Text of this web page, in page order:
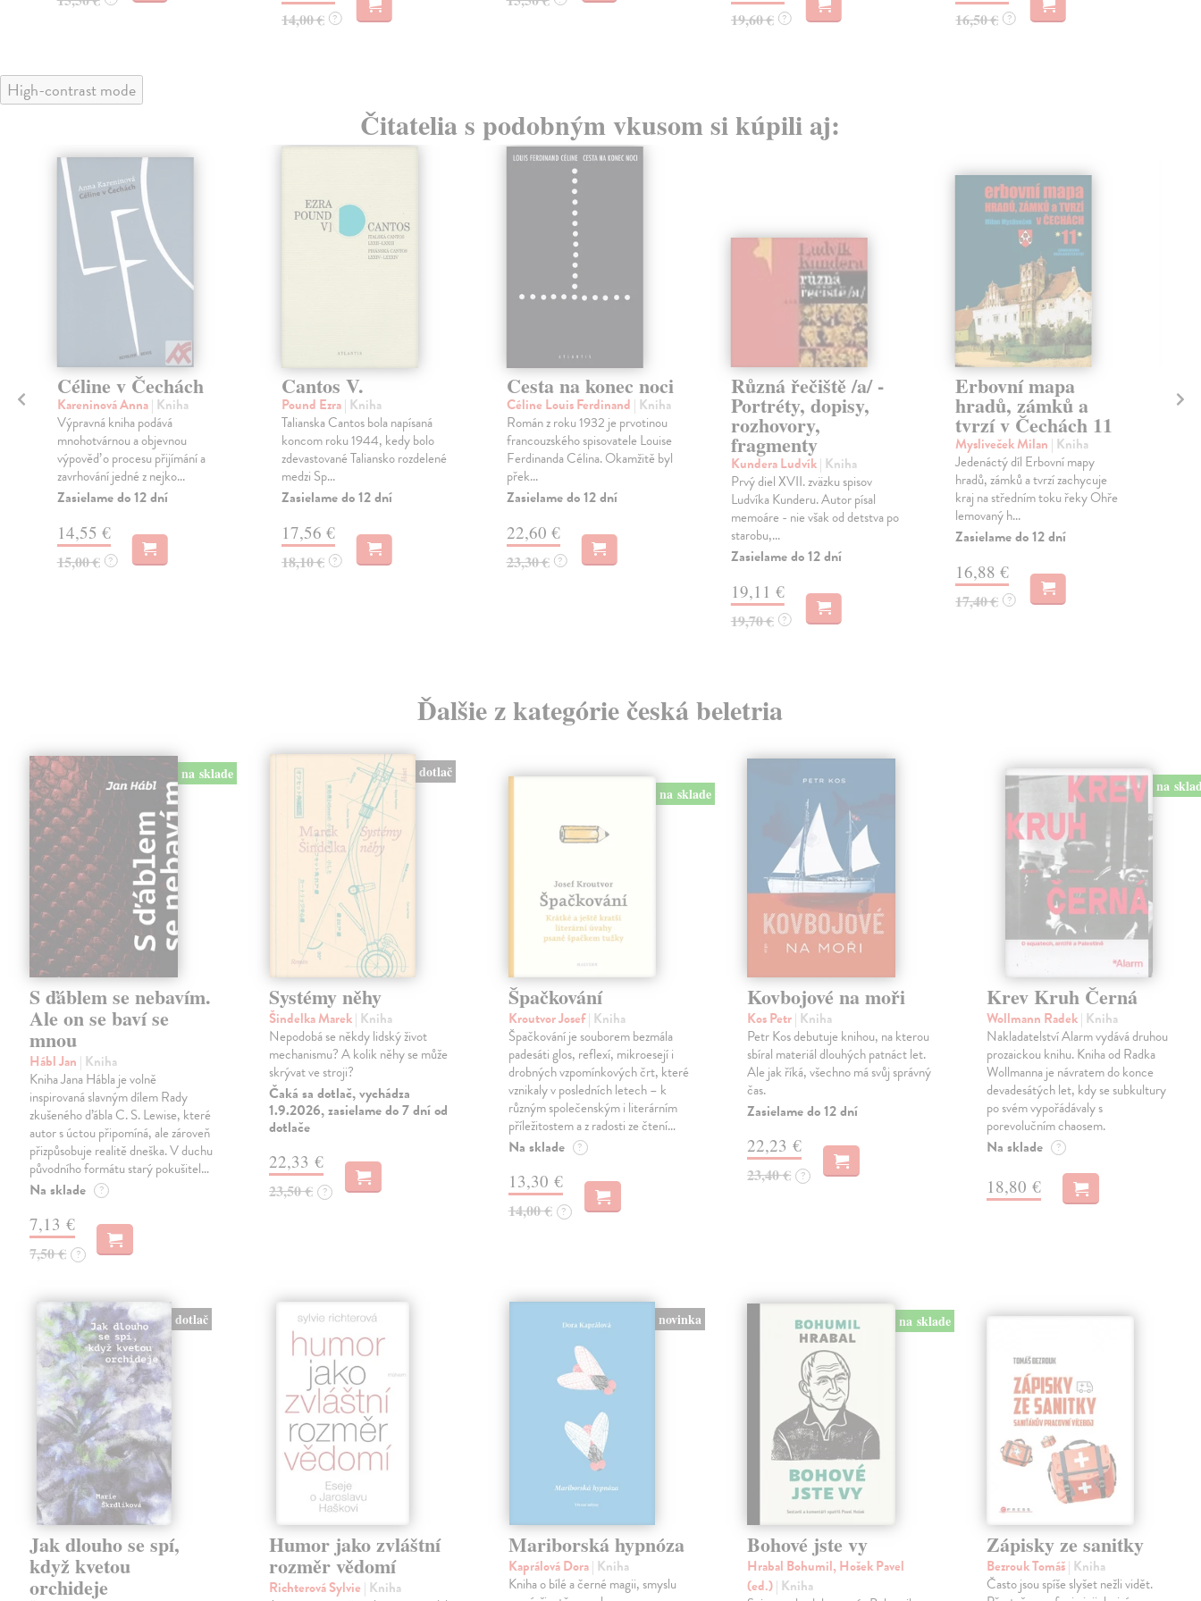
14,00 € ? 19,60 € ? 16,50 € ?
High-contrast mode
Čitatelia s podobným vkusom si kúpili aj:
Céline v Čechách
Kareninová Anna| Kniha
Výpravná kniha podává
mnohotvárnou a objevnou
výpověď o procesu přijímání a
zavrhování jedné z nejko...
Zasielame do 12 dní
14,55 €
15,00 € ?
Cantos V.
Pound Ezra| Kniha
Talianska Cantos bola napísaná
koncom roku 1944, kedy bolo
zdevastované Taliansko rozdelené
medzi Sp...
Zasielame do 12 dní
17,56 €
18,10 € ?
Cesta na konec noci
Céline Louis Ferdinand | Kniha
Román z roku 1932 je prvotinou
francouzského spisovatele Louise
Ferdinanda Célina. Okamžitě byl
přek...
Zasielame do 12 dní
22,60 €
23,30 € ?
Různá řečiště /a/ -
Portréty, dopisy,
rozhovory,
fragmenty
Kundera Ludvík| Kniha
Prvý diel XVII. zväzku spisov
Ludvíka Kunderu. Autor písal
memoáre - nie však od detstva po
starobu,...
Zasielame do 12 dní
19,11 €
19,70 € ?
Erbovní mapa
hradů, zámků a
tvrzí v Čechách 11
Mysliveček Milan | Kniha
Jedenáctý díl Erbovní mapy
hradů, zámků a tvrzí zachycuje
kraj na středním toku řeky Ohře
lemovaný h...
Zasielame do 12 dní
16,88 €
17,40 € ?
Ďalšie z kategórie česká beletria
na sklade
S ďáblem se nebavím.
Ale on se baví se
mnou
Hábl Jan | Kniha
Kniha Jana Hábla je volně
inspirovaná slavným dílem Rady
zkušeného ďábla C. S. Lewise, které
autor s úctou připomíná, ale zároveň
přizpůsobuje realitě dneška. V duchu
původního formátu starý pokušitel…
Na sklade ?
7,13 €
7,50 € ?
dotlač
Systémy něhy
Šindelka Marek| Kniha
Nepodobá se někdy lidský život
mechanismu? A kolik něhy se může
skrývat ve stroji?
Čaká sa dotlač, vychádza
1.9.2026, zasielame do 7 dní od
dotlače
22,33 €
23,50 € ?
na sklade
Špačkování
Kroutvor Josef| Kniha
Špačkování je souborem bezmála
padesáti glos, reflexí, mikroesejí i
drobných vzpomínkových črt, které
vznikaly v posledních letech – k
různým společenským i literárním
příležitostem a z radosti ze čtení…
Na sklade ?
13,30 €
14,00 € ?
Kovbojové na moři
Kos Petr| Kniha
Petr Kos debutuje knihou, na kterou
sbíral materiál dlouhých patnáct let.
Ale jak říká, všechno má svůj správný
čas.
Zasielame do 12 dní
22,23 €
23,40 € ?
na
Krev Kruh Černá
Wollmann Radek| Kniha
Nakladatelství Alarm vydává druhou
prozaickou knihu. Kniha od Radka
Wollmanna je návratem do konce
devadesátých let, kdy se subkultury
po svém vypořádávaly s
porevolučním chaosem.
Na sklade ?
18,80 €
dotlač
Jak dlouho se spí,
když kvetou
orchideje
Humor jako zvláštní
rozměr vědomí
Richterová Sylvie | Kniha
novinka
Mariborská hypnóza
Kaprálová Dora| Kniha
Kniha o bílé a černé magii, smyslu
na sklade
Bohové jste vy
Hrabal Bohumil, Hošek Pavel
(ed.)| Kniha
Zápisky ze sanitky
Bezrouk Tomáš| Kniha
Často jsou spíše slyšet nežli vidět.